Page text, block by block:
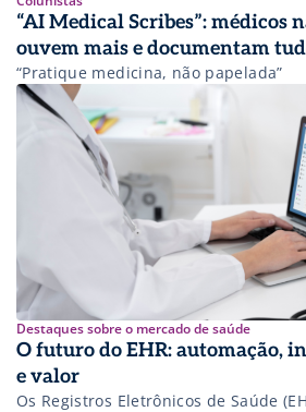
“AI Medical Scribes”: médicos
ouvem mais e documentam
“Pratique medicina, não papelada”
Destaques sobre o mercado de saúde
O futuro do EHR: automação,
e valor
Os Registros Eletrônicos de Saúde